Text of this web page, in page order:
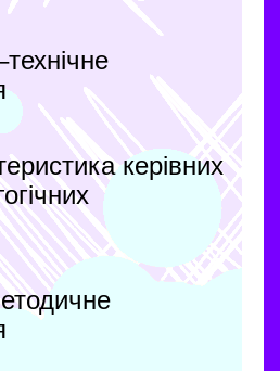
керівних